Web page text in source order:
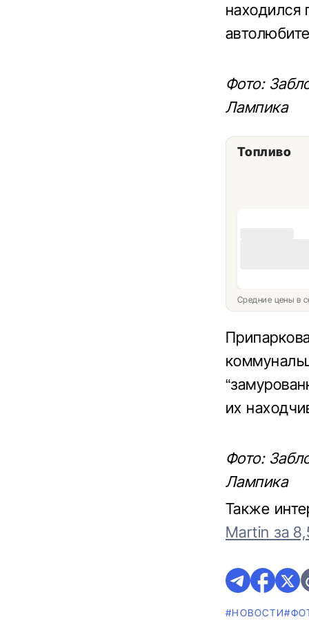
находился
Фото:
Лампика
Топливо
Средние цены в
их
Фото:
Лампика
Также
Martin за
#НОВОСТИ